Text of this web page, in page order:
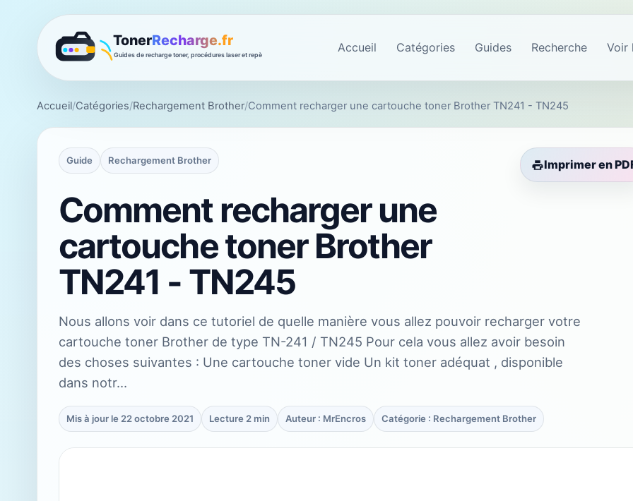
Accueil Catégories Guides Recherche Voir
Accueil/Catégories/Rechargement Brother/Comment recharger une cartouche toner Brother TN241 - TN245
Guide Rechargement Brother Imprimer en
Comment recharger une
cartouche toner Brother
TN241 - TN245
Nous allons voir dans ce tutoriel de quelle manière vous allez pouvoir recharger votre
cartouche toner Brother de type TN-241 / TN245 Pour cela vous allez avoir besoin
des choses suivantes : Une cartouche toner vide Un kit toner adéquat , disponible
dans notr…
Mis à jour le 22 octobre 2021 Lecture 2 min Auteur : MrEncros Catégorie : Rechargement Brother